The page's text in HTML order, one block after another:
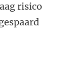
risico